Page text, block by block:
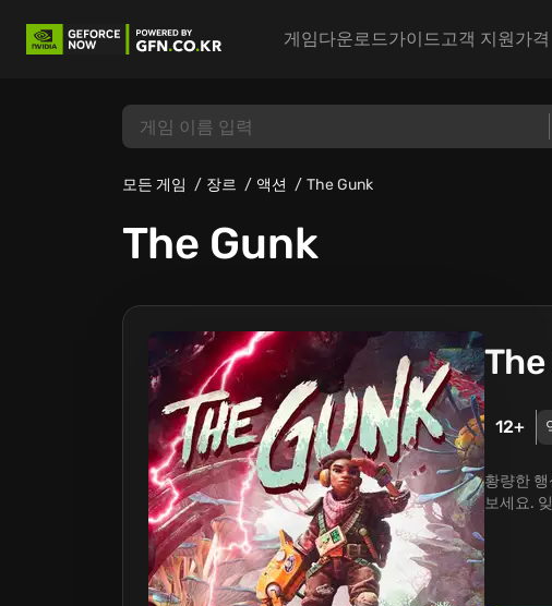
게임다운로드가이드고객 지원가격
모든 게임 장르 액션 The Gunk
The Gunk
12+
황량한
보세요.